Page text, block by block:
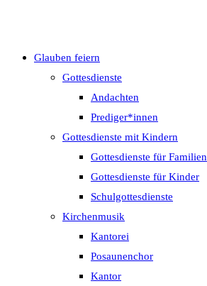
Glauben feiern
Gottesdienste
Andachten
Prediger*innen
Gottesdienste mit Kindern
Gottesdienste für Familien
Gottesdienste für Kinder
Schulgottesdienste
Kirchenmusik
Kantorei
Posaunenchor
Kantor